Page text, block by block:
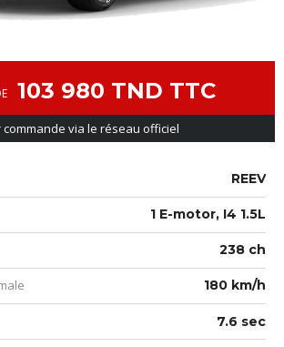
103 980 TND TTC
commande via le réseau officiel
REEV
1 E-motor, I4 1.5L
238 ch
180 km/h
7.6 sec